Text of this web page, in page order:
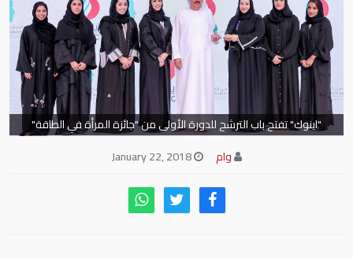
"اينوك" تفتح باب الترشح للدورة الأولى من "جائزة المرأة في الطاقة"
وام
January 22, 2018